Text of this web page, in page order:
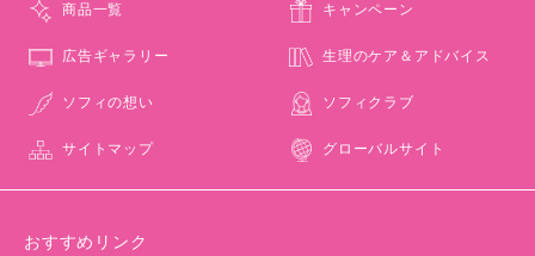
商品一覧 キャンペーン
広告ギャラリー 生理のケア＆アドバイス
ソフィの想い ソフィクラブ
サイトマップ グローバルサイト
おすすめリンク